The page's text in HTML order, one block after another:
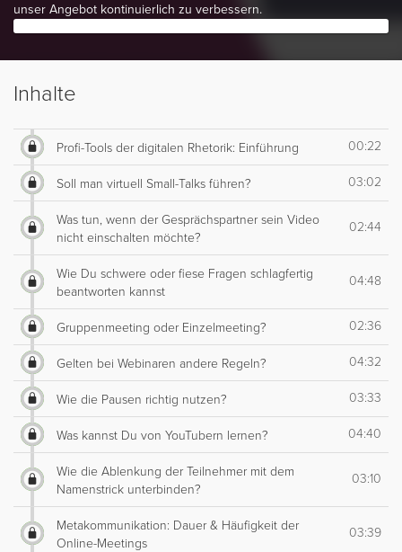
unser Angebot kontinuierlich zu verbessern.
Inhalte
Profi-Tools der digitalen Rhetorik: Einführung 00:22
Soll man virtuell Small-Talks führen? 03:02
Was tun, wenn der Gesprächspartner sein Video
nicht einschalten möchte?
02:44
Wie Du schwere oder fiese Fragen schlagfertig
beantworten kannst
04:48
Gruppenmeeting oder Einzelmeeting? 02:36
Gelten bei Webinaren andere Regeln? 04:32
Wie die Pausen richtig nutzen? 03:33
Was kannst Du von YouTubern lernen? 04:40
Wie die Ablenkung der Teilnehmer mit dem
Namenstrick unterbinden?
03:10
Metakommunikation: Dauer & Häufigkeit der
Online-Meetings
03:39